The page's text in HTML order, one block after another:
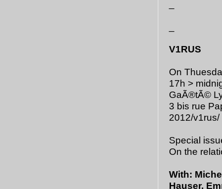
V1RUS
On
17h >
GaÃ®tÃ©
3 bis rue
2012/v1rus/
Special
On the
With:
Hauser,